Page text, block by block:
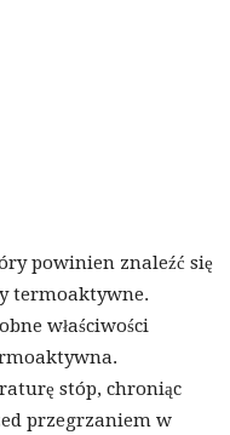
powinien znaleźć się
termoaktywne.
właściwości
stóp, chroniąc
przegrzaniem w